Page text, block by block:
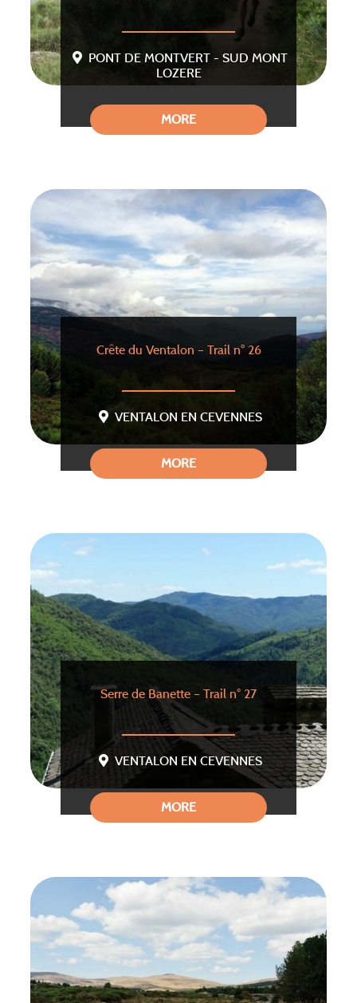
PONT DE MONTVERT - SUD MONT
LOZERE
MORE
Crête du Ventalon – Trail n° 26
VENTALON EN CEVENNES
MORE
Serre de Banette – Trail n° 27
VENTALON EN CEVENNES
MORE